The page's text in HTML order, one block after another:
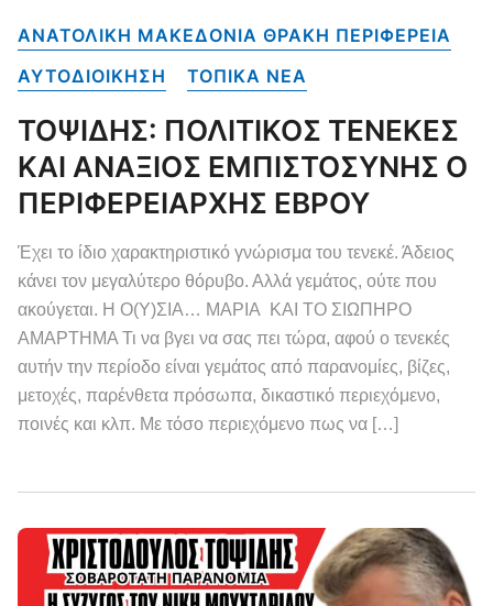
ΑΝΑΤΟΛΙΚΗ ΜΑΚΕΔΟΝΙΑ ΘΡΑΚΗ ΠΕΡΙΦΕΡΕΙΑ
ΑΥΤΟΔΙΟΙΚΗΣΗ
ΤΟΠΙΚΑ NEA
ΤΟΨΙΔΗΣ: ΠΟΛΙΤΙΚΟΣ ΤΕΝΕΚΕΣ
ΚΑΙ ΑΝΑΞΙΟΣ ΕΜΠΙΣΤΟΣΥΝΗΣ Ο
ΠΕΡΙΦΕΡΕΙΑΡΧΗΣ ΕΒΡΟΥ
Έχει το ίδιο χαρακτηριστικό γνώρισμα του τενεκέ. Άδειος
κάνει τον μεγαλύτερο θόρυβο. Αλλά γεμάτος, ούτε που
ακούγεται. Η Ο(Υ)ΣΙΑ… ΜΑΡΙΑ ΚΑΙ ΤΟ ΣΙΩΠΗΡΟ
ΑΜΑΡΤΗΜΑ Τι να βγει να σας πει τώρα, αφού ο τενεκές
αυτήν την περίοδο είναι γεμάτος από παρανομίες, βίζες,
μετοχές, παρένθετα πρόσωπα, δικαστικό περιεχόμενο,
ποινές και κλπ. Με τόσο περιεχόμενο πως να […]